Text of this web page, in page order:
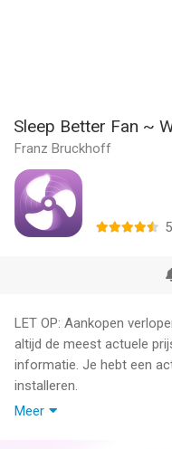
Sleep Better Fan ~
Franz Bruckhoff
5
LET OP: Aankopen
altijd de meest actuele
informatie. Je hebt een
installeren.
Meer